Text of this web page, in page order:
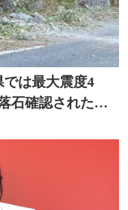
では最大震度4
石確認されたと